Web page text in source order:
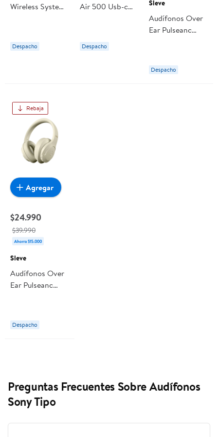
Wireless System
Violeta
Despacho
Air 500 Usb-c
Despacho
Sleve
Audífonos Over
Ear Pulseanc
Despacho
Rebaja
$24.990
$39.990
Ahorra $15.000
Sleve
Audífonos Over
Ear Pulseanc
Blanco Crema
Despacho
Agregar
Preguntas Frecuentes Sobre Audífonos
Sony Tipo